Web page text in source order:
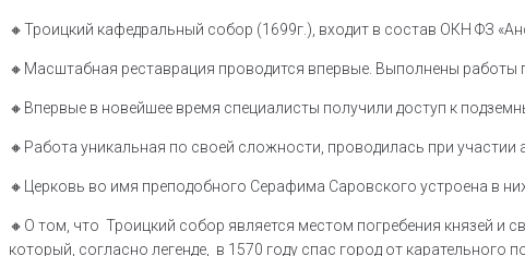
🔸Троицкий кафедральный собор (1699г.), входит в состав ОКН ФЗ
🔸️Масштабная реставрация проводится впервые. Выполнены
🔸️Впервые в новейшее время специалисты получили доступ к
🔸️Работа уникальная по своей сложности, проводилась при
🔸️Церковь во имя преподобного Серафима Саровского устроена в
🔸️О том, что Троицкий собор является местом погребения князей
который, согласно легенде, в 1570 году спас город от карательного